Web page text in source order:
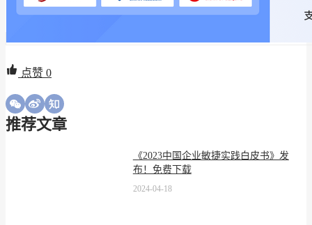
点赞 0
推荐文章
《2023中国企业敏捷实践白皮书》发
布！免费下载
2024-04-18